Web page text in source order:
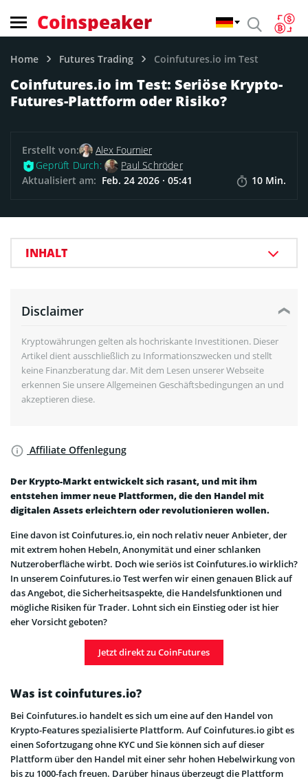
Coinspeaker
Home Futures Trading Coinfutures.io im Test
Coinfutures.io im Test: Seriöse Krypto-
Futures-Plattform oder Risiko?
Erstellt von:
Alex Fournier
Geprüft Durch:
Paul Schröder
Aktualisiert am: Feb. 24 2026 · 05:41 10 Min.
INHALT
Der Krypto-Markt entwickelt sich rasant, und mit ihm
entstehen immer neue Plattformen, die den Handel mit
digitalen Assets erleichtern oder revolutionieren wollen.
Eine davon ist Coinfutures.io, ein noch relativ neuer Anbieter, der
mit extrem hohen Hebeln, Anonymität und einer schlanken
Nutzeroberfläche wirbt. Doch wie seriös ist Coinfutures.io wirklich?
In unserem Coinfutures.io Test werfen wir einen genauen Blick auf
das Angebot, die Sicherheitsaspekte, die Handelsfunktionen und
mögliche Risiken für Trader. Lohnt sich ein Einstieg oder ist hier
eher Vorsicht geboten?
Jetzt direkt zu CoinFutures
Was ist coinfutures.io?
Bei Coinfutures.io handelt es sich um eine auf den Handel von
Krypto-Features spezialisierte Plattform. Auf Coinfutures.io gibt es
einen Sofortzugang ohne KYC und Sie können sich auf dieser
Plattform über den Handel mit einer sehr hohen Hebelwirkung von
bis zu 1000-fach freuen. Darüber hinaus überzeugt die Plattform
Disclaimer
Kryptowährungen gelten als hochriskante Investitionen. Dieser
Artikel dient ausschließlich zu Informationszwecken und stellt
keine Finanzberatung dar. Mit dem Lesen unserer Webseite
erkennen Sie unsere Allgemeinen Geschäftsbedingungen an und
akzeptieren diese.
Affiliate Offenlegung